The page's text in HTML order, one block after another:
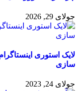
2026
استوری اینستاگرام
2023